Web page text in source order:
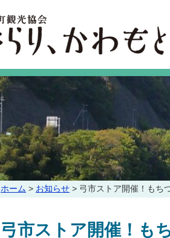
こ
ー
ホーム > お知らせ > 弓市ストア開催！もち
弓市ストア開催！も